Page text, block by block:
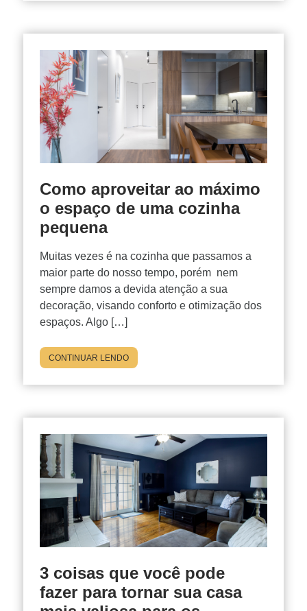
Como aproveitar ao máximo
o espaço de uma cozinha
pequena
Muitas vezes é na cozinha que passamos a
maior parte do nosso tempo, porém nem
sempre damos a devida atenção a sua
decoração, visando conforto e otimização dos
espaços. Algo […]
CONTINUAR LENDO
3 coisas que você pode
fazer para tornar sua casa